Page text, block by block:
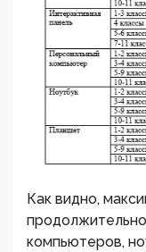
Как видно,
компьютеров,